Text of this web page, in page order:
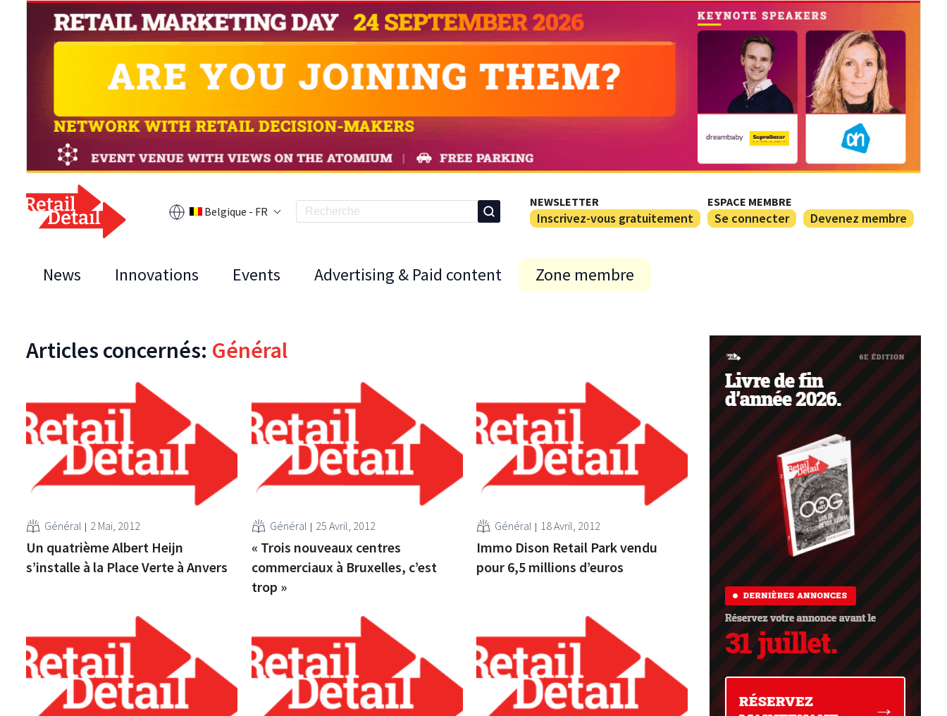
Belgique - FR
NEWSLETTER
Inscrivez-vous gratuitement
ESPACE MEMBRE
Se connecter Devenez membre
News Innovations Events Advertising & Paid content Zone membre
Articles concernés: Général
Général 2 Mai, 2012
Un quatrième Albert Heijn
s’installe à la Place Verte à Anvers
Général 25 Avril, 2012
« Trois nouveaux centres
commerciaux à Bruxelles, c’est
trop »
Général 18 Avril, 2012
Immo Dison Retail Park vendu
pour 6,5 millions d’euros